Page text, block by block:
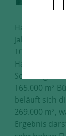
Hamburg,
104.000 m²
Hamburger
Schwung. So
165.000 m²
beläuft sich
269.000 m²,
Ergebnis